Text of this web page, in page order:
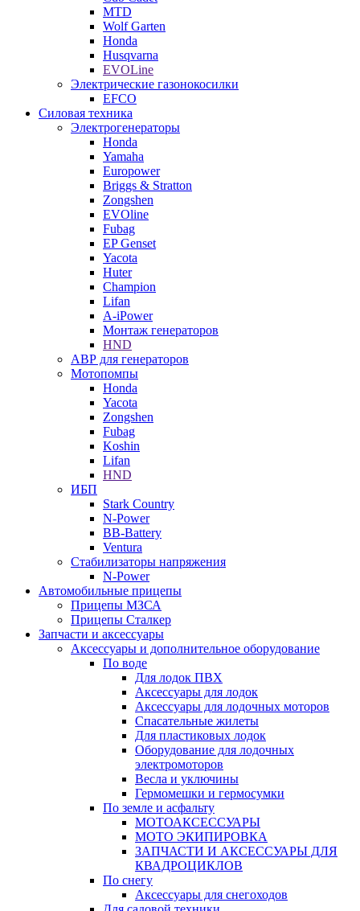
MTD
Wolf Garten
Honda
Husqvarna
EVOLine
Электрические газонокосилки
EFCO
Силовая техника
Электрогенераторы
Honda
Yamaha
Europower
Briggs & Stratton
Zongshen
EVOline
Fubag
EP Genset
Yacota
Huter
Champion
Lifan
A-iPower
Монтаж генераторов
HND
АВР для генераторов
Мотопомпы
Honda
Yacota
Zongshen
Fubag
Koshin
Lifan
HND
ИБП
Stark Country
N-Power
BB-Battery
Ventura
Стабилизаторы напряжения
N-Power
Автомобильные прицепы
Прицепы МЗСА
Прицепы Сталкер
Запчасти и аксессуары
Аксессуары и дополнительное оборудование
По воде
Для лодок ПВХ
Аксессуары для лодок
Аксессуары для лодочных моторов
Спасательные жилеты
Для пластиковых лодок
Оборудование для лодочных
электромоторов
Весла и уключины
Гермомешки и гермосумки
По земле и асфальту
МОТОАКСЕССУАРЫ
МОТО ЭКИПИРОВКА
ЗАПЧАСТИ И АКСЕССУАРЫ ДЛЯ
КВАДРОЦИКЛОВ
По снегу
Аксессуары для снегоходов